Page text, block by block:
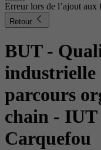
Erreur lors de l’ajout aux
Retour
BUT -
industrielle
parcours
chain - IUT
Carquefou